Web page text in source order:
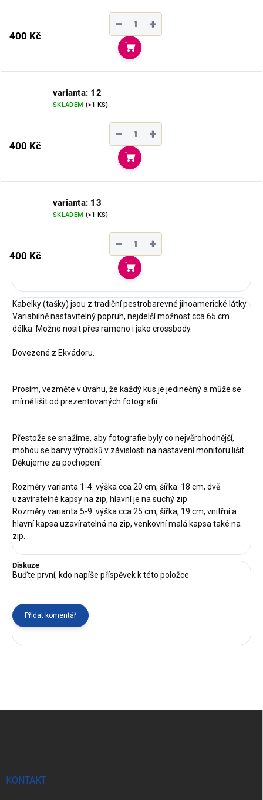
400 Kč
+
−
Do košíku
varianta: 12
SKLADEM (>1 KS)
400 Kč
+
−
Do košíku
varianta: 13
SKLADEM (>1 KS)
400 Kč
+
−
Do košíku
Kabelky (tašky) jsou z tradiční pestrobarevné jihoamerické látky.
Variabilně nastavitelný popruh, nejdelší možnost cca 65 cm
délka. Možno nosit přes rameno i jako crossbody.
Dovezené z Ekvádoru.
Prosím, vezměte v úvahu, že každý kus je jedinečný a může se
mírně lišit od prezentovaných fotografií.
Přestože se snažíme, aby fotografie byly co nejvěrohodnější,
mohou se barvy výrobků v závislosti na nastavení monitoru lišit.
Děkujeme za pochopení.
Rozměry varianta 1-4: výška cca 20 cm, šířka: 18 cm, dvě
uzavíratelné kapsy na zip, hlavní je na suchý zip
Rozměry varianta 5-9: výška cca 25 cm, šířka, 19 cm, vnitřní a
hlavní kapsa uzavíratelná na zip, venkovní malá kapsa také na
zip.
Diskuze
Buďte první, kdo napíše příspěvek k této položce.
Přidat komentář
KONTAKT